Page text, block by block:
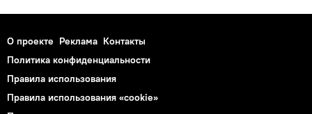
О проекте Реклама Контакты
Политика конфиденциальности
Правила использования
Правила использования «cookie»